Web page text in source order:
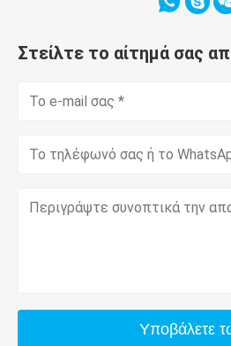
Στείλτε το αίτημά σας
Υποβάλετε